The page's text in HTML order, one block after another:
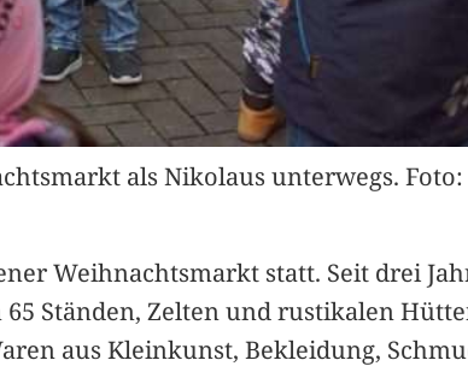
als Nikolaus unterwegs. Foto:
Weihnachtsmarkt statt. Seit drei
Ständen, Zelten und rustikalen
aus Kleinkunst, Bekleidung,